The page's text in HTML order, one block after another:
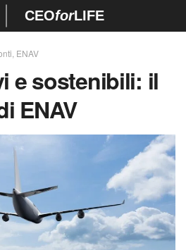
CEOforLIFE
ENAV
e sostenibili: il
ENAV